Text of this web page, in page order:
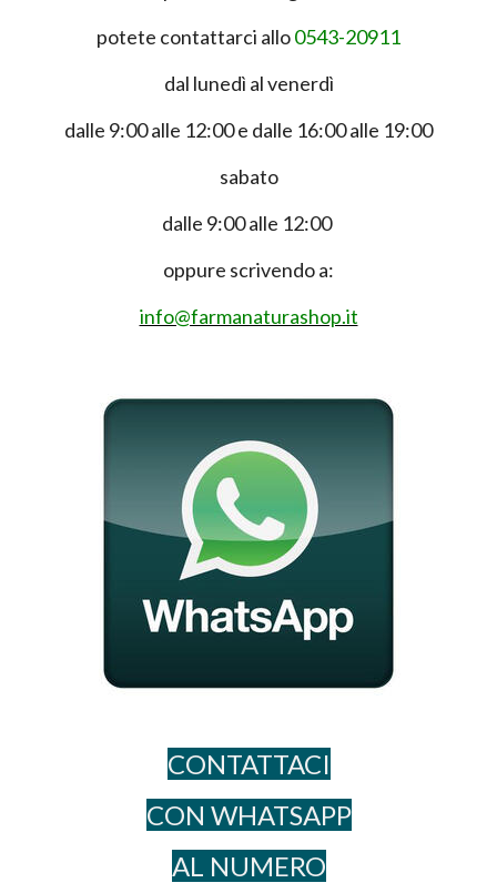
potete contattarci allo0543-20911
dal lunedì al venerdì
dalle 9:00 alle 12:00 e dalle 16:00 alle 19:00
sabato
dalle 9:00 alle 12:00
oppure scrivendo a:
info@farmanaturashop.it
CONTATTACI
CON WHATSAPP
AL NUME​RO